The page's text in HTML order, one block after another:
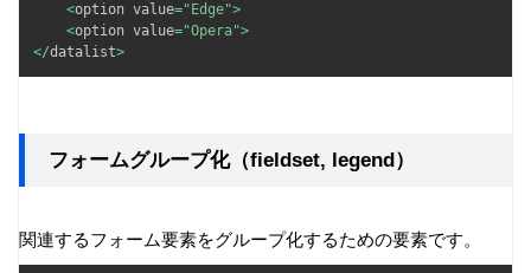
<option value="Edge">
<option value="Opera">
</datalist>
フォームグループ化（fieldset, legend）
関連するフォーム要素をグループ化するための要素です。